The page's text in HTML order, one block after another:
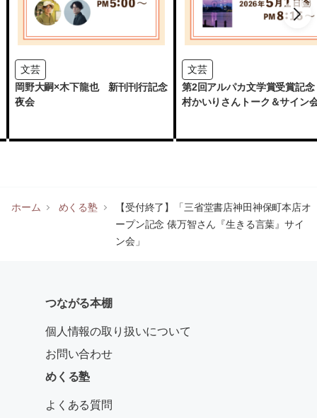
文芸
岡野大嗣×木下龍也 新刊刊行記念
夜会
文芸
第2回アルパカ文学賞受賞記
村かいりさんトーク＆サイン
ホーム めくる塾
【受付終了】「三省堂書店神田神保町本店オ
ープン記念 俵万智さん『生きる言葉』サイ
ン会」
つながる本棚
個人情報の取り扱いについて
お問い合わせ
めくる塾
よくある質問